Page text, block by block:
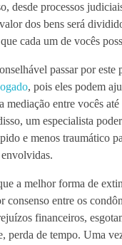
desde processos
dos bens será
cada um de vocês
passar por este
, pois eles podem
mediação entre vocês
um especialista
e menos traumático
envolvidas.
a melhor forma de
consenso entre os
financeiros,
perda de tempo. Uma